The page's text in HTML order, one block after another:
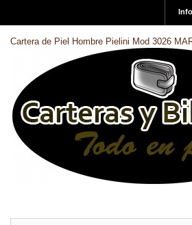
Cartera de Piel Hombre Pielini Mod 3026